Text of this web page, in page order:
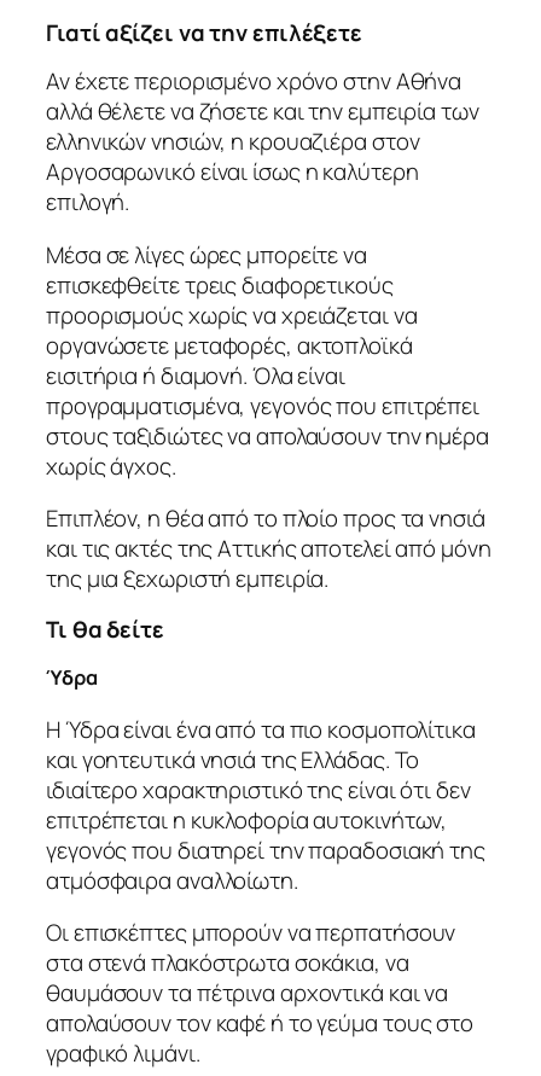
Γιατί αξίζει να την επιλέξετε
Αν έχετε περιορισμένο χρόνο στην Αθήνα
αλλά θέλετε να ζήσετε και την εμπειρία των
ελληνικών νησιών, η κρουαζιέρα στον
Αργοσαρωνικό είναι ίσως η καλύτερη
επιλογή.
Μέσα σε λίγες ώρες μπορείτε να
επισκεφθείτε τρεις διαφορετικούς
προορισμούς χωρίς να χρειάζεται να
οργανώσετε μεταφορές, ακτοπλοϊκά
εισιτήρια ή διαμονή. Όλα είναι
προγραμματισμένα, γεγονός που επιτρέπει
στους ταξιδιώτες να απολαύσουν την ημέρα
χωρίς άγχος.
Επιπλέον, η θέα από το πλοίο προς τα νησιά
και τις ακτές της Αττικής αποτελεί από μόνη
της μια ξεχωριστή εμπειρία.
Τι θα δείτε
Ύδρα
Η Ύδρα είναι ένα από τα πιο κοσμοπολίτικα
και γοητευτικά νησιά της Ελλάδας. Το
ιδιαίτερο χαρακτηριστικό της είναι ότι δεν
επιτρέπεται η κυκλοφορία αυτοκινήτων,
γεγονός που διατηρεί την παραδοσιακή της
ατμόσφαιρα αναλλοίωτη.
Οι επισκέπτες μπορούν να περπατήσουν
στα στενά πλακόστρωτα σοκάκια, να
θαυμάσουν τα πέτρινα αρχοντικά και να
απολαύσουν τον καφέ ή το γεύμα τους στο
γραφικό λιμάνι.